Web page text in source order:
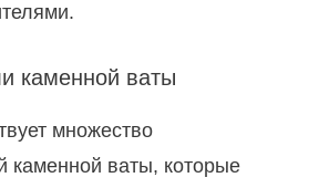
каменной ваты
множество
каменной ваты, которые